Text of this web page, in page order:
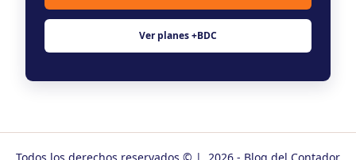
Ver planes +BDC